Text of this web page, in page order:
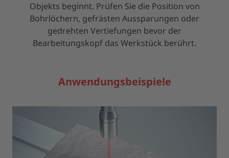
Objekts beginnt. Prüfen Sie die Position von
Bohrlöchern, gefrästen Aussparungen oder
gedrehten Vertiefungen bevor der
Bearbeitungskopf das Werkstück berührt.
Anwendungsbeispiele